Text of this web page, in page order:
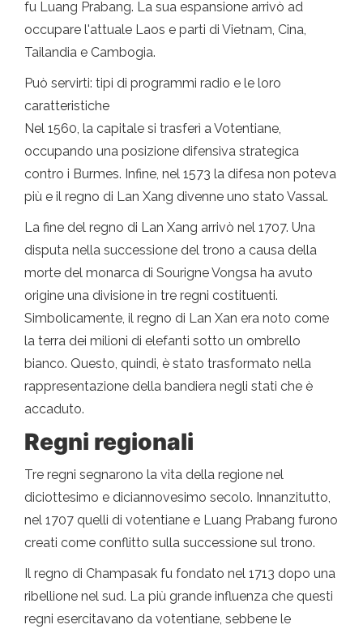
fu Luang Prabang. La sua espansione arrivò ad
occupare l'attuale Laos e parti di Vietnam, Cina,
Tailandia e Cambogia.
Può servirti: tipi di programmi radio e le loro
caratteristiche
Nel 1560, la capitale si trasferì a Votentiane,
occupando una posizione difensiva strategica
contro i Burmes. Infine, nel 1573 la difesa non poteva
più e il regno di Lan Xang divenne uno stato Vassal.
La fine del regno di Lan Xang arrivò nel 1707. Una
disputa nella successione del trono a causa della
morte del monarca di Sourigne Vongsa ha avuto
origine una divisione in tre regni costituenti.
Simbolicamente, il regno di Lan Xan era noto come
la terra dei milioni di elefanti sotto un ombrello
bianco. Questo, quindi, è stato trasformato nella
rappresentazione della bandiera negli stati che è
accaduto.
Regni regionali
Tre regni segnarono la vita della regione nel
diciottesimo e diciannovesimo secolo. Innanzitutto,
nel 1707 quelli di votentiane e Luang Prabang furono
creati come conflitto sulla successione sul trono.
Il regno di Champasak fu fondato nel 1713 dopo una
ribellione nel sud. La più grande influenza che questi
regni esercitavano da votentiane, sebbene le